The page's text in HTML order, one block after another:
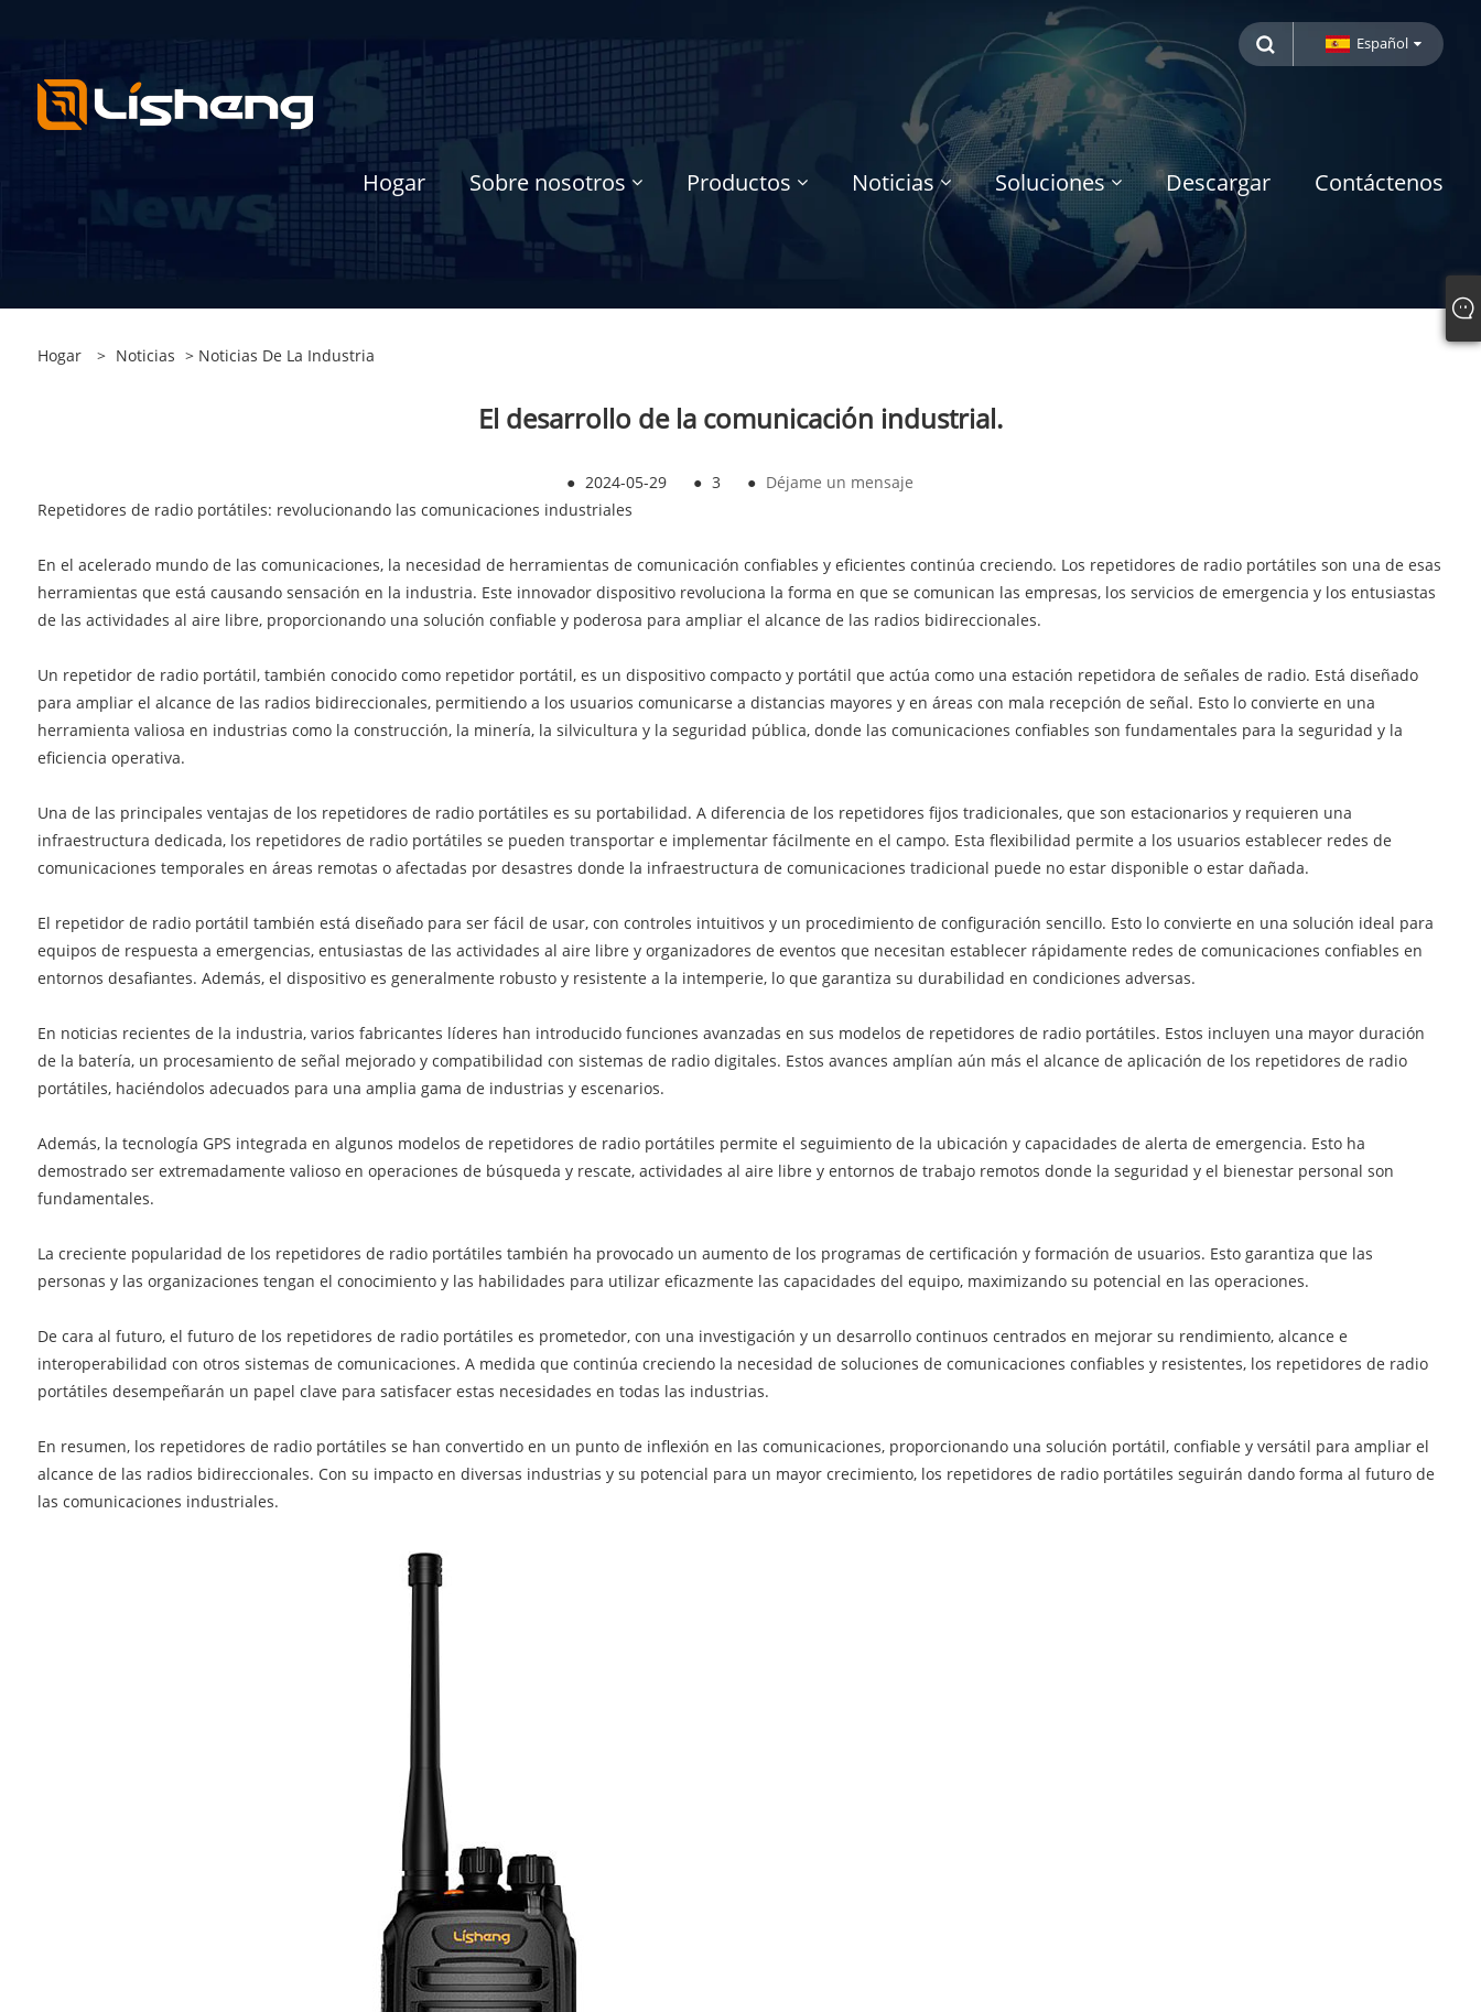
Español
Hogar Sobre nosotros Productos Noticias Soluciones Descargar Contáctenos
Hogar > Noticias > Noticias De La Industria
El desarrollo de la comunicación industrial.
● 2024-05-29 ● 3 ● Déjame un mensaje
Repetidores de radio portátiles: revolucionando las comunicaciones industriales
En el acelerado mundo de las comunicaciones, la necesidad de herramientas de comunicación confiables y eficientes continúa creciendo. Los repetidores de radio portátiles son una de esas
herramientas que está causando sensación en la industria. Este innovador dispositivo revoluciona la forma en que se comunican las empresas, los servicios de emergencia y los entusiastas
de las actividades al aire libre, proporcionando una solución confiable y poderosa para ampliar el alcance de las radios bidireccionales.
Un repetidor de radio portátil, también conocido como repetidor portátil, es un dispositivo compacto y portátil que actúa como una estación repetidora de señales de radio. Está diseñado
para ampliar el alcance de las radios bidireccionales, permitiendo a los usuarios comunicarse a distancias mayores y en áreas con mala recepción de señal. Esto lo convierte en una
herramienta valiosa en industrias como la construcción, la minería, la silvicultura y la seguridad pública, donde las comunicaciones confiables son fundamentales para la seguridad y la
eficiencia operativa.
Una de las principales ventajas de los repetidores de radio portátiles es su portabilidad. A diferencia de los repetidores fijos tradicionales, que son estacionarios y requieren una
infraestructura dedicada, los repetidores de radio portátiles se pueden transportar e implementar fácilmente en el campo. Esta flexibilidad permite a los usuarios establecer redes de
comunicaciones temporales en áreas remotas o afectadas por desastres donde la infraestructura de comunicaciones tradicional puede no estar disponible o estar dañada.
El repetidor de radio portátil también está diseñado para ser fácil de usar, con controles intuitivos y un procedimiento de configuración sencillo. Esto lo convierte en una solución ideal para
equipos de respuesta a emergencias, entusiastas de las actividades al aire libre y organizadores de eventos que necesitan establecer rápidamente redes de comunicaciones confiables en
entornos desafiantes. Además, el dispositivo es generalmente robusto y resistente a la intemperie, lo que garantiza su durabilidad en condiciones adversas.
En noticias recientes de la industria, varios fabricantes líderes han introducido funciones avanzadas en sus modelos de repetidores de radio portátiles. Estos incluyen una mayor duración
de la batería, un procesamiento de señal mejorado y compatibilidad con sistemas de radio digitales. Estos avances amplían aún más el alcance de aplicación de los repetidores de radio
portátiles, haciéndolos adecuados para una amplia gama de industrias y escenarios.
Además, la tecnología GPS integrada en algunos modelos de repetidores de radio portátiles permite el seguimiento de la ubicación y capacidades de alerta de emergencia. Esto ha
demostrado ser extremadamente valioso en operaciones de búsqueda y rescate, actividades al aire libre y entornos de trabajo remotos donde la seguridad y el bienestar personal son
fundamentales.
La creciente popularidad de los repetidores de radio portátiles también ha provocado un aumento de los programas de certificación y formación de usuarios. Esto garantiza que las
personas y las organizaciones tengan el conocimiento y las habilidades para utilizar eficazmente las capacidades del equipo, maximizando su potencial en las operaciones.
De cara al futuro, el futuro de los repetidores de radio portátiles es prometedor, con una investigación y un desarrollo continuos centrados en mejorar su rendimiento, alcance e
interoperabilidad con otros sistemas de comunicaciones. A medida que continúa creciendo la necesidad de soluciones de comunicaciones confiables y resistentes, los repetidores de radio
portátiles desempeñarán un papel clave para satisfacer estas necesidades en todas las industrias.
En resumen, los repetidores de radio portátiles se han convertido en un punto de inflexión en las comunicaciones, proporcionando una solución portátil, confiable y versátil para ampliar el
alcance de las radios bidireccionales. Con su impacto en diversas industrias y su potencial para un mayor crecimiento, los repetidores de radio portátiles seguirán dando forma al futuro de
las comunicaciones industriales.